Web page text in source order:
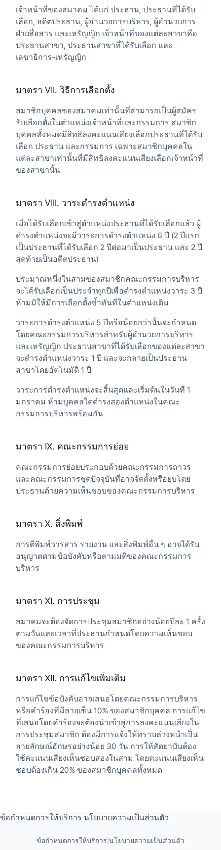
เจ้าหน้าที่ของสมาคม ได้แก่ ประธาน, ประธานที่ได้รับ
เลือก, อดีตประธาน, ผู้อำนวยการบริหาร, ผู้อำนวยการ
ฝ่ายสื่อสาร และเหรัญญิก เจ้าหน้าที่ของแต่ละสาขาคือ
ประธานสาขา, ประธานสาขาที่ได้รับเลือก และ
เลขาธิการ-เหรัญญิก
มาตรา VII. วิธีการเลือกตั้ง
สมาชิกบุคคลของสมาคมเท่านั้นที่สามารถเป็นผู้สมัคร
รับเลือกตั้งในตำแหน่งเจ้าหน้าที่และกรรมการ สมาชิก
บุคคลทั้งหมดมีสิทธิลงคะแนนเสียงเลือกประธานที่ได้รับ
เลือก ประธาน และกรรมการ เฉพาะสมาชิกบุคคลใน
แต่ละสาขาเท่านั้นที่มีสิทธิลงคะแนนเสียงเลือกเจ้าหน้าที่
ของสาขานั้น
มาตรา VIII. วาระดำรงตำแหน่ง
เมื่อได้รับเลือกเข้าสู่ตำแหน่งประธานที่ได้รับเลือกแล้ว ผู้
ดำรงตำแหน่งจะมีวาระการดำรงตำแหน่ง 6 ปี (2 ปีแรก
เป็นประธานที่ได้รับเลือก 2 ปีต่อมาเป็นประธาน และ 2 ปี
สุดท้ายเป็นอดีตประธาน)
ประมาณหนึ่งในสามของสมาชิกคณะกรรมการบริหาร
จะได้รับเลือกเป็นประจำทุกปีเพื่อดำรงตำแหน่งวาระ 3 ปี
ห้ามมิให้มีการเลือกตั้งซ้ำทันทีในตำแหน่งเดิม
วาระการดำรงตำแหน่ง 5 ปีหรือน้อยกว่านั้นจะกำหนด
โดยคณะกรรมการบริหารสำหรับผู้อำนวยการบริหาร
และเหรัญญิก ประธานสาขาที่ได้รับเลือกของแต่ละสาขา
จะดำรงตำแหน่งวาระ 1 ปี และจะกลายเป็นประธาน
สาขาโดยอัตโนมัติ 1 ปี
วาระการดำรงตำแหน่งจะสิ้นสุดและเริ่มต้นในวันที่ 1
มกราคม ห้ามบุคคลใดดำรงสองตำแหน่งในคณะ
กรรมการบริหารพร้อมกัน
มาตรา IX. คณะกรรมการย่อย
คณะกรรมการย่อยประกอบด้วยคณะกรรมการถาวร
และคณะกรรมการชุดปัจจุบันที่อาจจัดตั้งหรือยุบโดย
ประธานด้วยความเห็นชอบของคณะกรรมการบริหาร
มาตรา X. สิ่งพิมพ์
การตีพิมพ์วารสาร รายงาน และสิ่งพิมพ์อื่น ๆ อาจได้รับ
อนุญาตตามข้อบังคับหรือตามมติของคณะกรรมการ
บริหาร
มาตรา XI. การประชุม
สมาคมจะต้องจัดการประชุมสมาชิกอย่างน้อยปีละ 1 ครั้ง
ตามวันและเวลาที่ประธานกำหนดโดยความเห็นชอบ
ของคณะกรรมการบริหาร
มาตรา XII. การแก้ไขเพิ่มเติม
การแก้ไขข้อบังคับอาจเสนอโดยคณะกรรมการบริหาร
หรือคำร้องที่มีลายเซ็น 10% ของสมาชิกบุคคล การแก้ไข
ที่เสนอโดยคำร้องจะต้องนำเข้าสู่การลงคะแนนเสียงใน
การประชุมสมาชิก ต้องมีการแจ้งให้ทราบล่วงหน้าเป็น
ลายลักษณ์อักษรอย่างน้อย 30 วัน การให้สัตยาบันต้อง
ใช้คะแนนเสียงเห็นชอบสองในสาม โดยคะแนนเสียงเห็น
ชอบต้องเกิน 20% ของสมาชิกบุคคลทั้งหมด
ข้อกำหนดการให้บริการ นโยบายความเป็นส่วนตัว
ข้อกำหนดการให้บริการ นโยบายความเป็นส่วนตัว